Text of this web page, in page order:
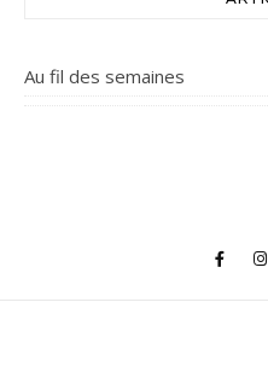
Au fil des semaines